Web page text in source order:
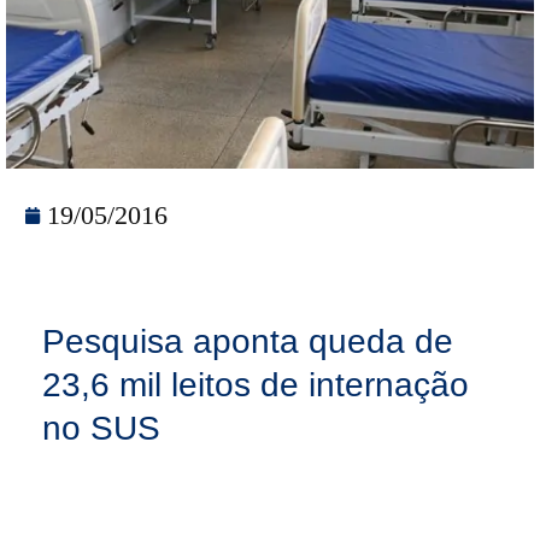
19/05/2016
Pesquisa aponta queda de
23,6 mil leitos de internação
no SUS